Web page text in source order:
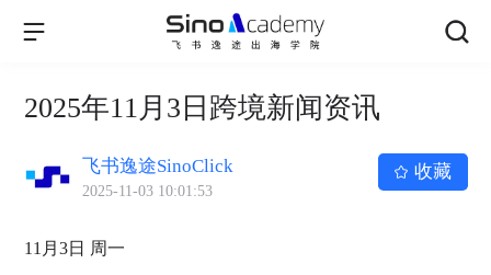
2025年11月3日跨境新闻资讯
飞书逸途SinoClick
2025-11-03 10:01:53
收藏
11月3日 周一